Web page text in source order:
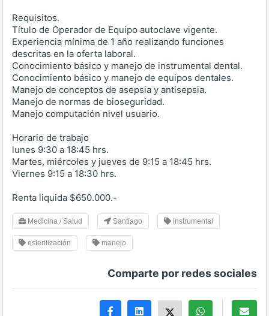
Requisitos.
Título de Operador de Equipo autoclave vigente.
Experiencia mínima de 1 año realizando funciones
descritas en la oferta laboral.
Conocimiento básico y manejo de instrumental dental.
Conocimiento básico y manejo de equipos dentales.
Manejo de conceptos de asepsia y antisepsia.
Manejo de normas de bioseguridad.
Manejo computación nivel usuario.
Horario de trabajo
lunes 9:30 a 18:45 hrs.
Martes, miércoles y jueves de 9:15 a 18:45 hrs.
Viernes 9:15 a 18:30 hrs.
Renta liquida $650.000.-
Medicina / Salud Santiago instrumental
esterilización manejo
Comparte por redes sociales